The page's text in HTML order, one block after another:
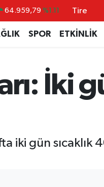
64.959,79 %1.11
47,7436 %0.18
%0.38
6660.55 %0.03
Tire
SPOR ETKİNLİK
İki
iki gün sıcaklık